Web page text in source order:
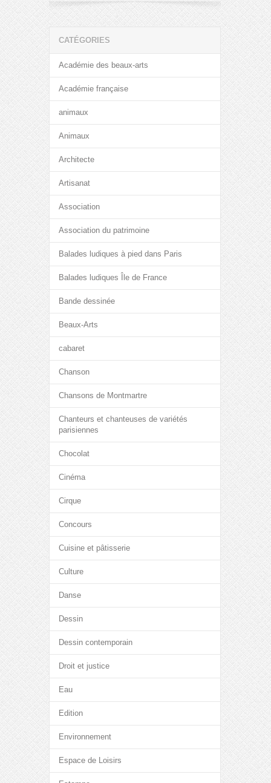
CATÉGORIES
Académie des beaux-arts
Académie française
animaux
Animaux
Architecte
Artisanat
Association
Association du patrimoine
Balades ludiques à pied dans Paris
Balades ludiques Île de France
Bande dessinée
Beaux-Arts
cabaret
Chanson
Chansons de Montmartre
Chanteurs et chanteuses de variétés
parisiennes
Chocolat
Cinéma
Cirque
Concours
Cuisine et pâtisserie
Culture
Danse
Dessin
Dessin contemporain
Droit et justice
Eau
Edition
Environnement
Espace de Loisirs